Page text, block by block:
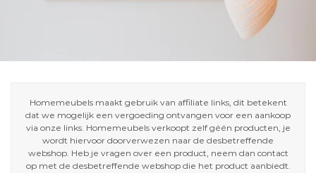
Homemeubels maakt gebruik van affiliate links, dit betekent
dat we mogelijk een vergoeding ontvangen voor een aankoop
via onze links. Homemeubels verkoopt zelf géén producten, je
wordt hiervoor doorverwezen naar de desbetreffende
webshop. Heb je vragen over een product, neem dan contact
op met de desbetreffende webshop die het product aanbiedt.